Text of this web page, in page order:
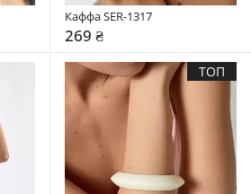
Каффа SER-1317
269 ₴
ТОП